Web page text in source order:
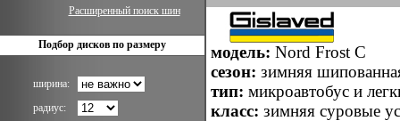
Расширенный поиск шин
Подбор дисков по размеру
ширина:
радиус:
модель: Nord Frost C
сезон: зимняя
тип: микроавтобус и
класс: зимняя суровые